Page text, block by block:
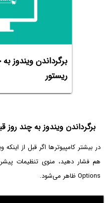
برگرداندن ویندوز
ریستور
برگرداندن ویندوز به چند روز
در بیشتر کامپیوترها اگر قبل از
Options ظاهر می‌شود.